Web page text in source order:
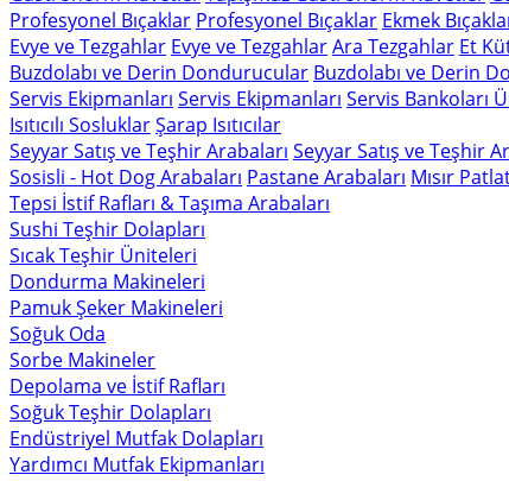
Profesyonel Bıçaklar Profesyonel Bıçaklar Ekmek
Evye ve Tezgahlar Evye ve TezgahlarAra Tezgahlar Et
Buzdolabı ve Derin Dondurucular Buzdolabı ve Derin
Servis Ekipmanları Servis Ekipmanları Servis Bankoları
Isıtıcılı SosluklarŞarap Isıtıcılar
Seyyar Satış ve Teşhir Arabaları Seyyar Satış ve Teşhir
Sosisli - Hot Dog Arabaları Pastane Arabaları Mısır
Tepsi İstif Rafları & Taşıma Arabaları
Sushi Teşhir Dolapları
Sıcak Teşhir Üniteleri
Dondurma Makineleri
Pamuk Şeker Makineleri
Soğuk Oda
Sorbe Makineler
Depolama ve İstif Rafları
Soğuk Teşhir Dolapları
Endüstriyel Mutfak Dolapları
Yardımcı Mutfak Ekipmanları